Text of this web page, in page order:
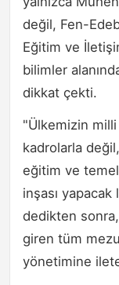
değil, Fen-
Eğitim ve
bilimler
dikkat çekti.
"Ülkemizin
kadrolarla
eğitim ve
inşası
dedikten
giren tüm
yönetimine